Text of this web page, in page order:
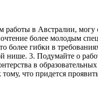
в Австралии,
более молодым
гибки в
3. Подумайте о
в
что придется